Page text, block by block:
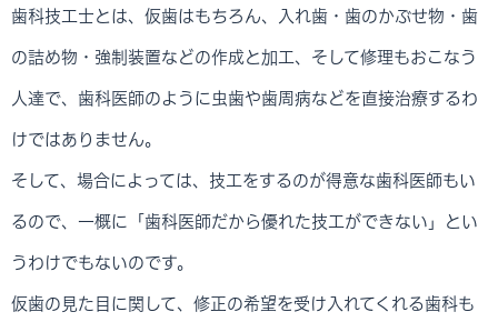
歯科技工士とは、仮歯はもちろん、入れ歯・歯のかぶせ物・歯
の詰め物・強制装置などの作成と加工、そして修理もおこなう
人達で、歯科医師のように虫歯や歯周病などを直接治療するわ
けではありません。
そして、場合によっては、技工をするのが得意な歯科医師もい
るので、一概に「歯科医師だから優れた技工ができない」とい
うわけでもないのです。
仮歯の見た目に関して、修正の希望を受け入れてくれる歯科も